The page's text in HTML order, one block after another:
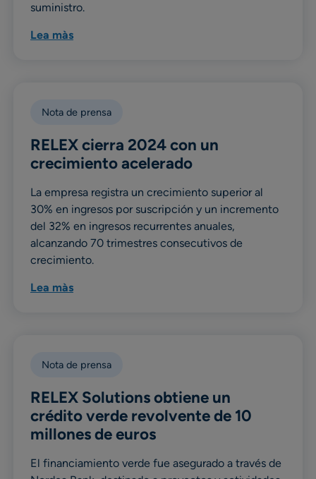
suministro.
Lea màs
Nota de prensa
RELEX cierra 2024 con un
crecimiento acelerado
La empresa registra un crecimiento superior al
30% en ingresos por suscripción y un incremento
del 32% en ingresos recurrentes anuales,
alcanzando 70 trimestres consecutivos de
crecimiento.
Lea màs
Nota de prensa
RELEX Solutions obtiene un
crédito verde revolvente de 10
millones de euros
El financiamiento verde fue asegurado a través de